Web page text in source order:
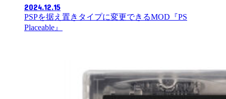
2024.12.15
PSPを据え置きタイプに変更できるMOD『PS
Placeable』